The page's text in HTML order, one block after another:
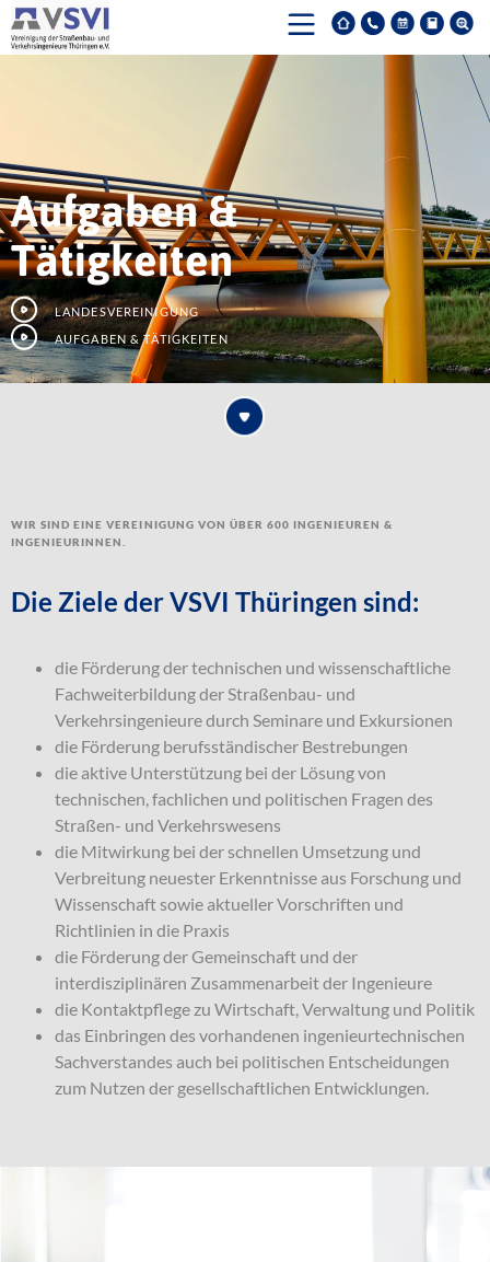
Aufgaben &
Tätigkeiten
Landesvereinigung
Aufgaben & Tätigkeiten
Wir sind eine Vereinigung von über 600 Ingenieuren &
Ingenieurinnen.
Die Ziele der VSVI Thüringen sind:
die Förderung der technischen und wissenschaftliche
Fachweiterbildung der Straßenbau- und
Verkehrsingenieure durch Seminare und Exkursionen
die Förderung berufsständischer Bestrebungen
die aktive Unterstützung bei der Lösung von
technischen, fachlichen und politischen Fragen des
Straßen- und Verkehrswesens
die Mitwirkung bei der schnellen Umsetzung und
Verbreitung neuester Erkenntnisse aus Forschung und
Wissenschaft sowie aktueller Vorschriften und
Richtlinien in die Praxis
die Förderung der Gemeinschaft und der
interdisziplinären Zusammenarbeit der Ingenieure
die Kontaktpflege zu Wirtschaft, Verwaltung und Politik
das Einbringen des vorhandenen ingenieurtechnischen
Sachverstandes auch bei politischen Entscheidungen
zum Nutzen der gesellschaftlichen Entwicklungen.